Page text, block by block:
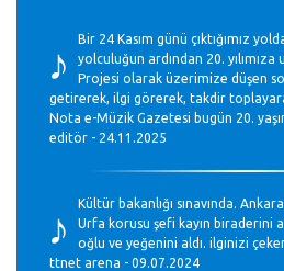
♪
Bir 24 Kasım günü çıktığımız
yolculuğun ardından 20. yılımıza
Projesi olarak üzerimize düşen
getirerek, ilgi görerek, takdir
Nota e-Müzik Gazetesi bugün 20.
editör - 24.11.2025
♪
Kültür bakanlığı sınavında.
Urfa korusu şefi kayın biraderini
oğlu ve yeğenini aldı. ilginizi
ttnet arena - 09.07.2024